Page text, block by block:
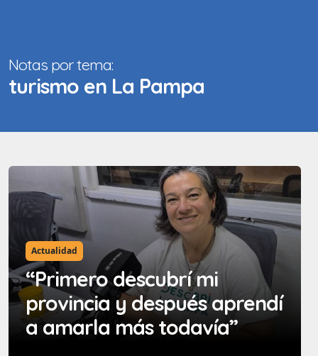
Notas por tema:
turismo en La Pampa
Actualidad
“Primero descubrí mi
provincia y después aprendí
a amarla más todavía”